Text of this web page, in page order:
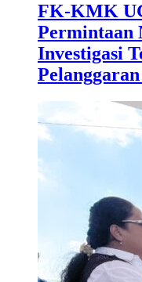
FK-KMK
Permintaan
Investigasi